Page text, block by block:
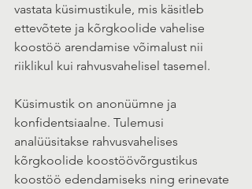
vastata küsimustikule, mis käsitleb
ettevõtete ja kõrgkoolide vahelise
koostöö arendamise võimalust nii
riiklikul kui rahvusvahelisel tasemel.
Küsimustik on anonüümne ja
konfidentsiaalne. Tulemusi
analüüsitakse rahvusvahelises
kõrgkoolide koostöövõrgustikus
koostöö edendamiseks ning erinevate